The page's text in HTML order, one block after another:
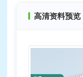
高清资料预